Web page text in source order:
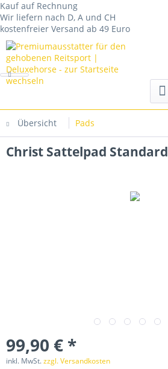
Kauf auf Rechnung
Wir liefern nach D, A und CH
kostenfreier Versand ab 49 Euro
Übersicht Pads
Christ Sattelpad Standard
99,90 € *
inkl. MwSt.zzgl. Versandkosten